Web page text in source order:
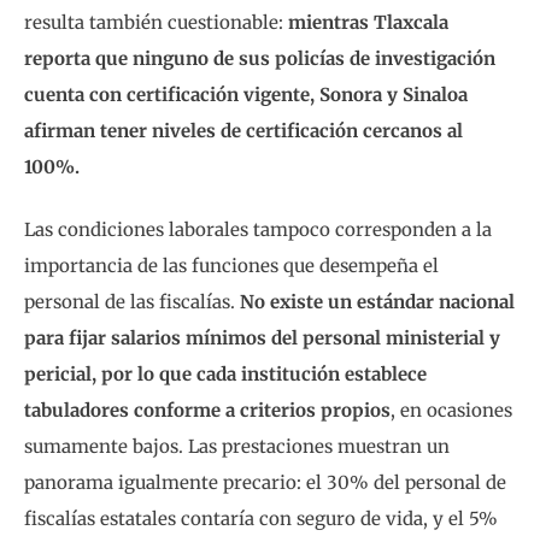
resulta también cuestionable: mientras Tlaxcala
reporta que ninguno de sus policías de investigación
cuenta con certificación vigente, Sonora y Sinaloa
afirman tener niveles de certificación cercanos al
100%.
Las condiciones laborales tampoco corresponden a la
importancia de las funciones que desempeña el
personal de las fiscalías. No existe un estándar nacional
para fijar salarios mínimos del personal ministerial y
pericial, por lo que cada institución establece
tabuladores conforme a criterios propios, en ocasiones
sumamente bajos. Las prestaciones muestran un
panorama igualmente precario: el 30% del personal de
fiscalías estatales contaría con seguro de vida, y el 5%